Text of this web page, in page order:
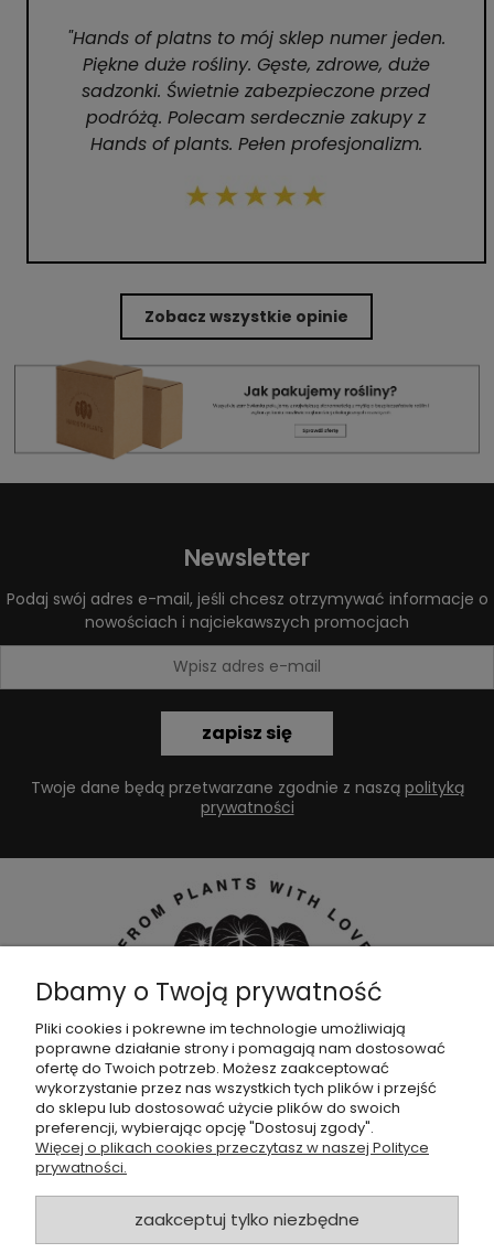
"Hands of platns to mój sklep numer jeden.
Piękne duże rośliny. Gęste, zdrowe, duże
sadzonki. Świetnie zabezpieczone przed
podróżą. Polecam serdecznie zakupy z
Hands of plants. Pełen profesjonalizm.
Zobacz wszystkie opinie
Newsletter
Podaj swój adres e-mail, jeśli chcesz otrzymywać informacje o
nowościach i najciekawszych promocjach
zapisz się
Twoje dane będą przetwarzane zgodnie z naszą polityką
prywatności
Dołącz do naszejgrupy facebookowej !
POMOC
SKLEP
Dbamy o Twoją prywatność
Pliki cookies i pokrewne im technologie umożliwiają
poprawne działanie strony i pomagają nam dostosować
ofertę do Twoich potrzeb. Możesz zaakceptować
wykorzystanie przez nas wszystkich tych plików i przejść
do sklepu lub dostosować użycie plików do swoich
preferencji, wybierając opcję "Dostosuj zgody".
Więcej o plikach cookies przeczytasz w naszej Polityce
prywatności.
zaakceptuj tylko niezbędne